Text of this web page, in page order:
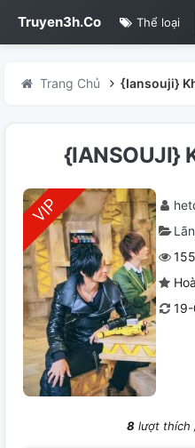
Truyen3h.Co Thể loại
Trang Chủ {Iansouji}
{IANSOUJI}
155
8lượt thích